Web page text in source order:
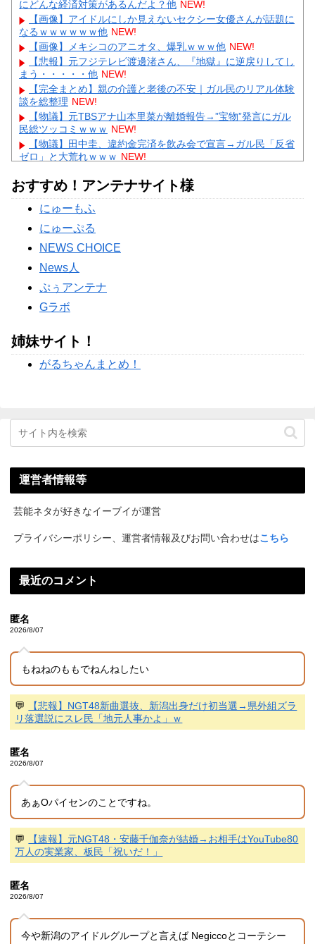
にどんな経済対策があるんだよ？他 NEW!
【画像】アイドルにしか見えないセクシー女優さんが話題に
なるｗｗｗｗｗｗ他 NEW!
【画像】メキシコのアニオタ、爆乳ｗｗｗ他 NEW!
【悲報】元フジテレビ渡邊渚さん、『地獄』に逆戻りしてし
まう・・・・・他 NEW!
【完全まとめ】親の介護と老後の不安｜ガル民のリアル体験
談を総整理 NEW!
【物議】元TBSアナ山本里菜が離婚報告→”宝物”発言にガル
民総ツッコミｗｗｗ NEW!
【物議】田中圭、違約金完済を飲み会で宣言→ガル民「反省
ゼロ」と大荒れｗｗｗ NEW!
民大激論ｗｗｗ
【衝撃】｢ブラに5000円は贅沢｣と妻を叱った夫→まさかの
正体にガル民が大激怒ｗｗｗ
Powered by livedoor 相互RSS
おすすめ！アンテナサイト様
にゅーもふ
にゅーぷる
NEWS CHOICE
News人
ぷぅアンテナ
Gラボ
姉妹サイト！
がるちゃんまとめ！
運営者情報等
芸能ネタが好きなイーブイが運営
プライバシーポリシー、運営者情報及びお問い合わせはこちら
最近のコメント
匿名
2026/8/07
もねねのももでねんねしたい
💬
【悲報】NGT48新曲選抜、新潟出身だけ初当選→県外組ズラ
リ落選説にスレ民「地元人事かよ」ｗ
匿名
2026/8/07
あぁOパイセンのことですね。
💬
【速報】元NGT48・安藤千伽奈が結婚→お相手はYouTube80
万人の実業家、板民「祝いだ！」
匿名
2026/8/07
今や新潟のアイドルグループと言えば Negiccoとコーテシー